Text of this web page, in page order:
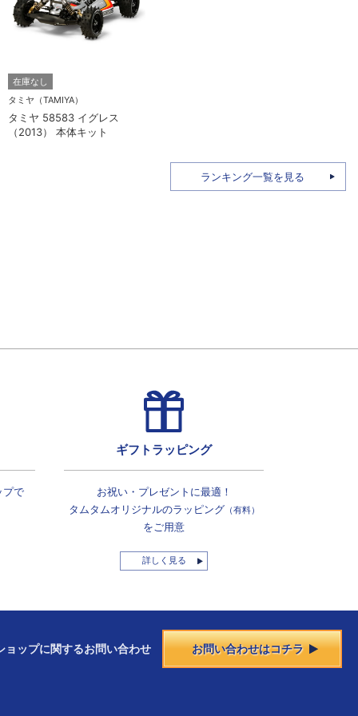
在庫なし
タミヤ（TAMIYA）
タミヤ 58583 イグレス
（2013） 本体キット
ランキング一覧を見る
プで
ギフトラッピング
お祝い・プレゼントに最適！
タムタムオリジナルのラッピング（有料）
をご用意
詳しく見る
ョップに関するお問い合わせ お問い合わせはコチラ